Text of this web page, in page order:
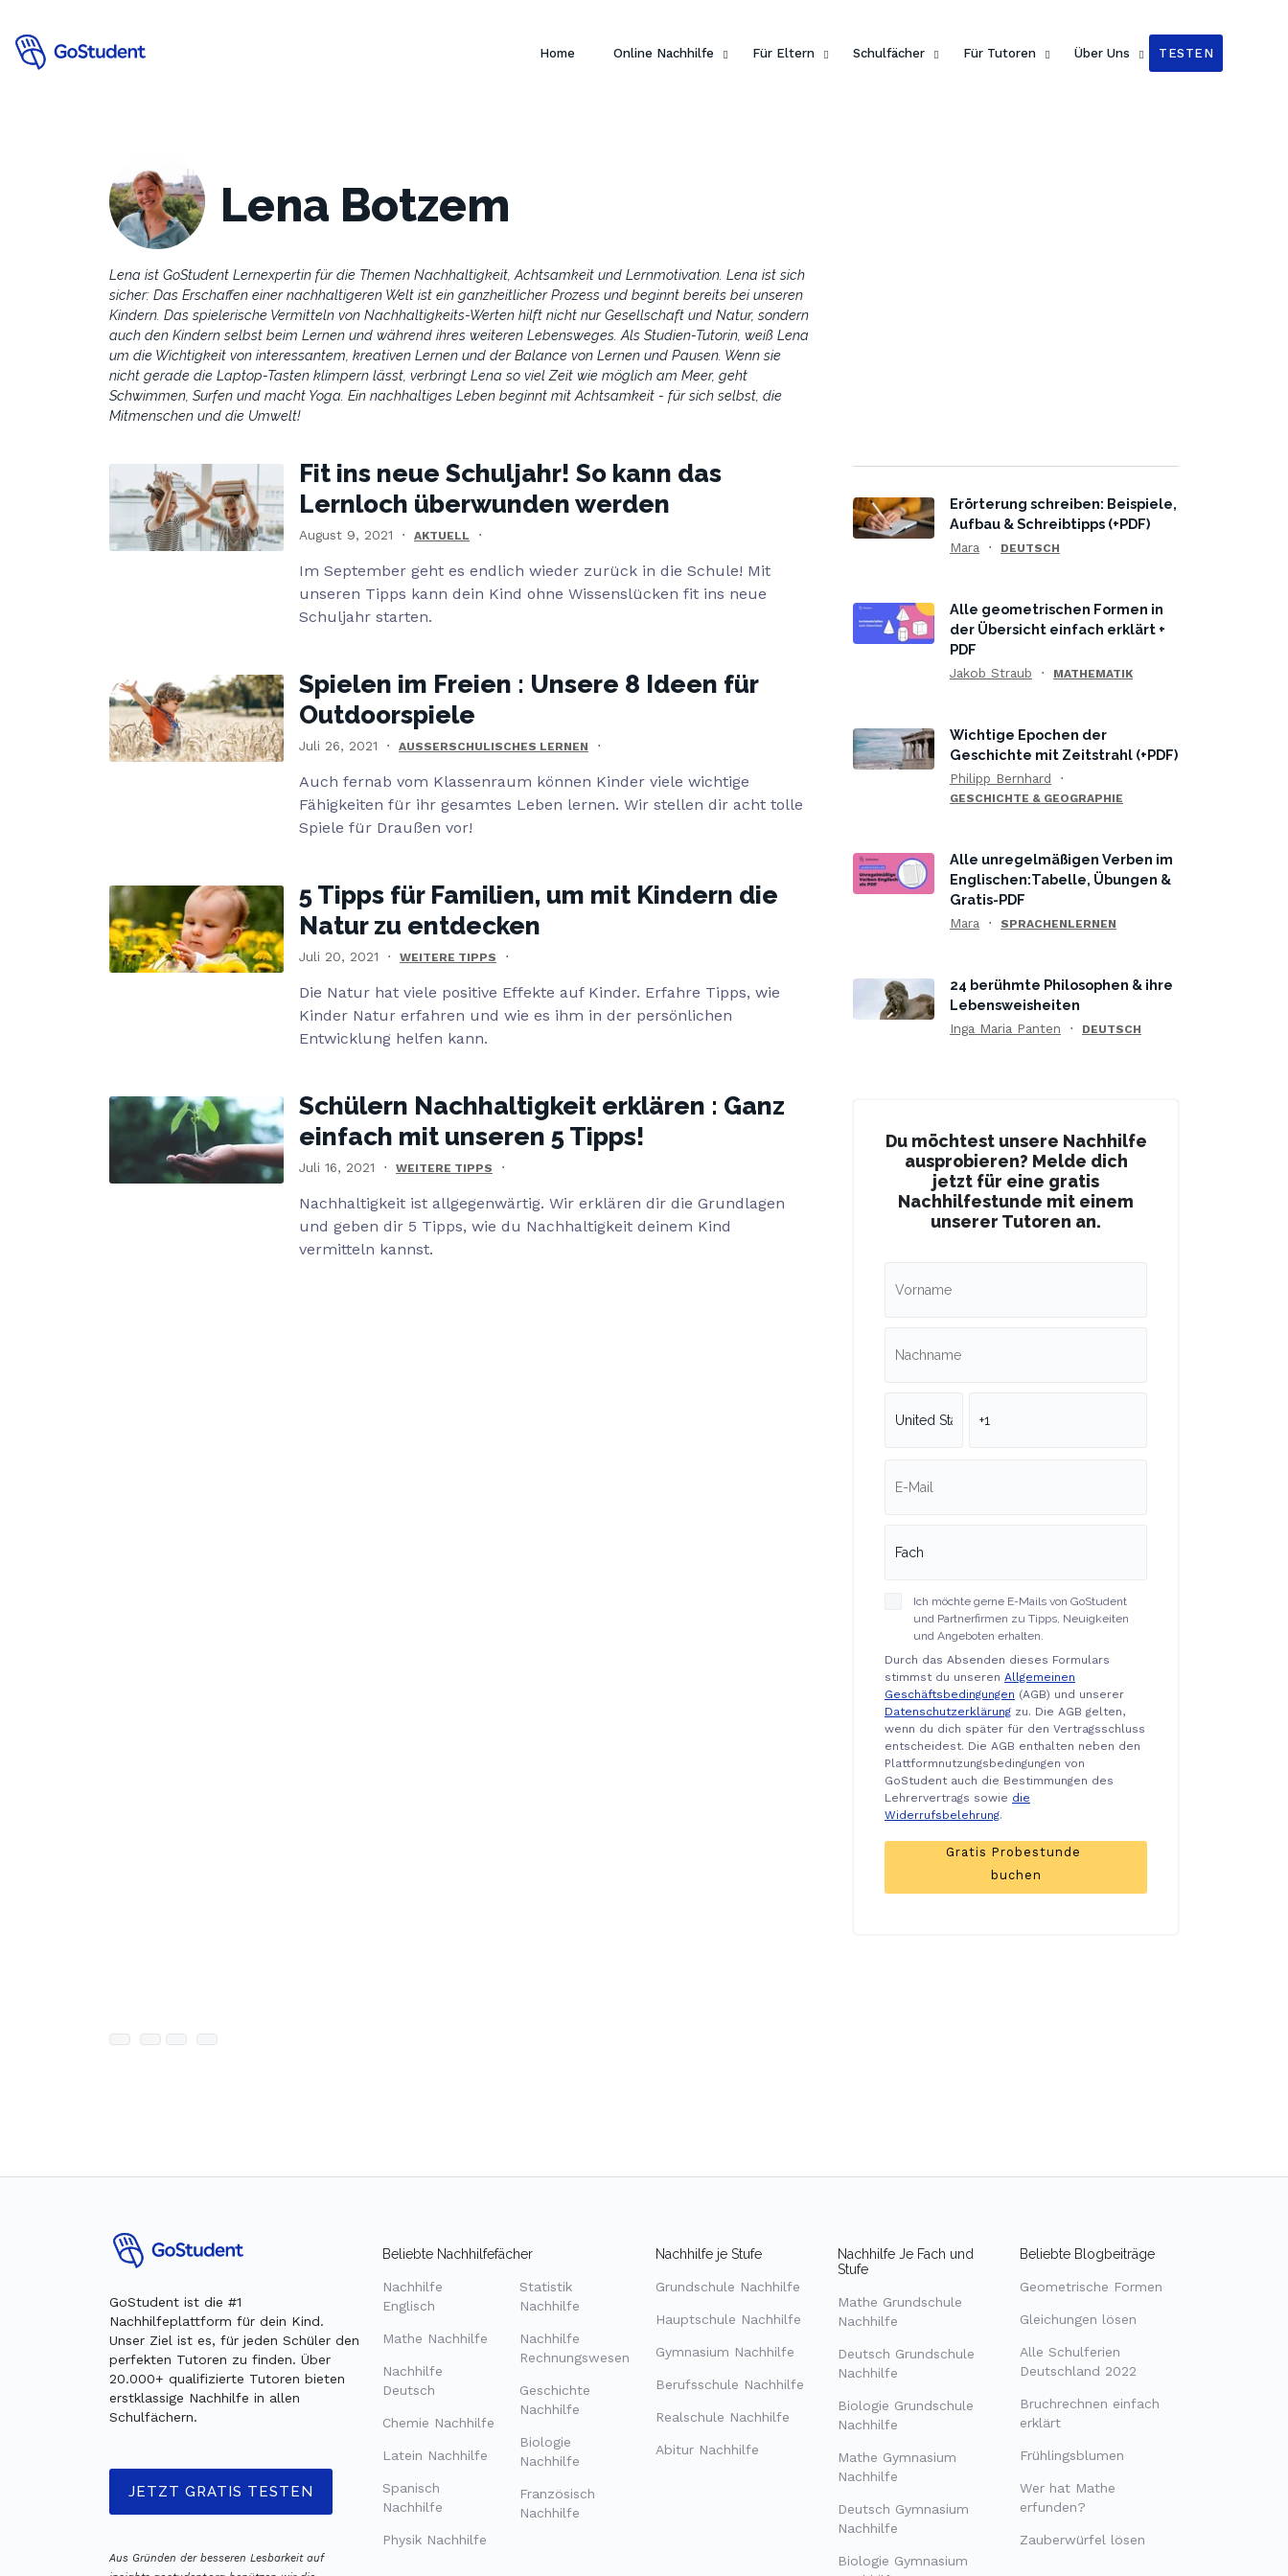
Home Online Nachhilfe Für Eltern Schulfächer Für Tutoren Über Uns TESTEN
Lena Botzem
Lena ist GoStudent Lernexpertin für die Themen Nachhaltigkeit, Achtsamkeit und Lernmotivation. Lena ist sich
sicher: Das Erschaffen einer nachhaltigeren Welt ist ein ganzheitlicher Prozess und beginnt bereits bei unseren
Kindern. Das spielerische Vermitteln von Nachhaltigkeits-Werten hilft nicht nur Gesellschaft und Natur, sondern
auch den Kindern selbst beim Lernen und während ihres weiteren Lebensweges. Als Studien-Tutorin, weiß Lena
um die Wichtigkeit von interessantem, kreativen Lernen und der Balance von Lernen und Pausen. Wenn sie
nicht gerade die Laptop-Tasten klimpern lässt, verbringt Lena so viel Zeit wie möglich am Meer, geht
Schwimmen, Surfen und macht Yoga. Ein nachhaltiges Leben beginnt mit Achtsamkeit - für sich selbst, die
Mitmenschen und die Umwelt!
Fit ins neue Schuljahr! So kann das
Lernloch überwunden werden
August 9, 2021 AKTUELL
Im September geht es endlich wieder zurück in die Schule! Mit
unseren Tipps kann dein Kind ohne Wissenslücken fit ins neue
Schuljahr starten.
Spielen im Freien : Unsere 8 Ideen für
Outdoorspiele
Juli 26, 2021 AUSSERSCHULISCHES LERNEN
Auch fernab vom Klassenraum können Kinder viele wichtige
Fähigkeiten für ihr gesamtes Leben lernen. Wir stellen dir acht tolle
Spiele für Draußen vor!
5 Tipps für Familien, um mit Kindern die
Natur zu entdecken
Juli 20, 2021 WEITERE TIPPS
Die Natur hat viele positive Effekte auf Kinder. Erfahre Tipps, wie
Kinder Natur erfahren und wie es ihm in der persönlichen
Entwicklung helfen kann.
Schülern Nachhaltigkeit erklären : Ganz
einfach mit unseren 5 Tipps!
Juli 16, 2021 WEITERE TIPPS
Nachhaltigkeit ist allgegenwärtig. Wir erklären dir die Grundlagen
und geben dir 5 Tipps, wie du Nachhaltigkeit deinem Kind
vermitteln kannst.
Erörterung schreiben: Beispiele,
Aufbau & Schreibtipps (+PDF)
Mara DEUTSCH
Alle geometrischen Formen in
der Übersicht einfach erklärt +
PDF
Jakob Straub MATHEMATIK
Wichtige Epochen der
Geschichte mit Zeitstrahl (+PDF)
Philipp Bernhard
GESCHICHTE & GEOGRAPHIE
Alle unregelmäßigen Verben im
Englischen:Tabelle, Übungen &
Gratis-PDF
Mara SPRACHENLERNEN
24 berühmte Philosophen & ihre
Lebensweisheiten
Inga Maria Panten DEUTSCH
Du möchtest unsere Nachhilfe
ausprobieren? Melde dich
jetzt für eine gratis
Nachhilfestunde mit einem
unserer Tutoren an.
Ich möchte gerne E-Mails von GoStudent
und Partnerfirmen zu Tipps, Neuigkeiten
und Angeboten erhalten.
Durch das Absenden dieses Formulars
stimmst du unseren Allgemeinen
Geschäftsbedingungen (AGB) und unserer
Datenschutzerklärung zu. Die AGB gelten,
wenn du dich später für den Vertragsschluss
entscheidest. Die AGB enthalten neben den
Plattformnutzungsbedingungen von
GoStudent auch die Bestimmungen des
Lehrervertrags sowie die
Widerrufsbelehrung.
GoStudent ist die #1
Nachhilfeplattform für dein Kind.
Unser Ziel ist es, für jeden Schüler den
perfekten Tutoren zu finden. Über
20.000+ qualifizierte Tutoren bieten
erstklassige Nachhilfe in allen
Schulfächern.
JETZT GRATIS TESTEN
Aus Gründen der besseren Lesbarkeit auf
Beliebte Nachhilfefächer
Nachhilfe
Englisch
Mathe Nachhilfe
Nachhilfe
Deutsch
Chemie Nachhilfe
Latein Nachhilfe
Spanisch
Nachhilfe
Physik Nachhilfe
Statistik
Nachhilfe
Nachhilfe
Rechnungswesen
Geschichte
Nachhilfe
Biologie
Nachhilfe
Französisch
Nachhilfe
Nachhilfe je Stufe
Grundschule Nachhilfe
Hauptschule Nachhilfe
Gymnasium Nachhilfe
Berufsschule Nachhilfe
Realschule Nachhilfe
Abitur Nachhilfe
Nachhilfe Je Fach und
Stufe
Mathe Grundschule
Nachhilfe
Deutsch Grundschule
Nachhilfe
Biologie Grundschule
Nachhilfe
Mathe Gymnasium
Nachhilfe
Deutsch Gymnasium
Nachhilfe
Biologie Gymnasium
Beliebte Blogbeiträge
Geometrische Formen
Gleichungen lösen
Alle Schulferien
Deutschland 2022
Bruchrechnen einfach
erklärt
Frühlingsblumen
Wer hat Mathe
erfunden?
Zauberwürfel lösen